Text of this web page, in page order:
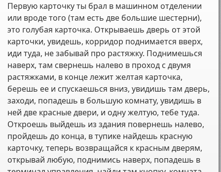
Первую карточку ты брал в машинном отделении
или вроде того (там есть две большие шестерни),
это голубая карточка. Открываешь дверь от этой
карточки, увидешь, корридор поднимается вверх,
иди туда, не забывай про растяжку. Поднимешься
наверх, там свернешь налево в проход с двумя
растяжками, в конце лежит желтая карточка,
берешь ее и спускаешься вниз, увидишь там дверь,
заходи, попадешь в большую комнату, увидишь в
ней две красные двери, и одну желтую, тебе туда.
Откроешь выйдешь из здания повернешь налево,
пройдешь до конца, в тупике найдешь красную
карточку, теперь возвращайся к красным дверям,
открывай любую, поднимись наверх, попадешь в